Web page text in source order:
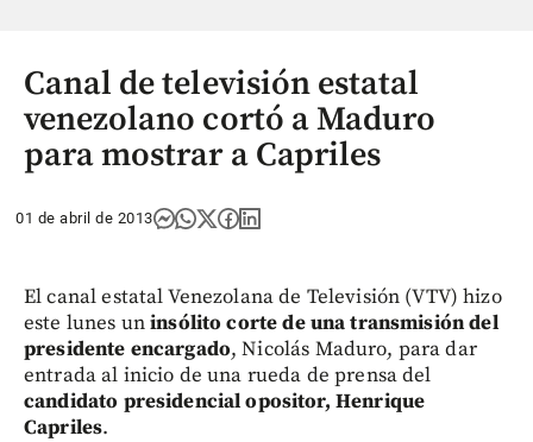
Canal de televisión estatal
venezolano cortó a Maduro
para mostrar a Capriles
01 de abril de 2013
El canal estatal Venezolana de Televisión (VTV) hizo
este lunes uninsólito corte de una transmisión del
presidente encargado, Nicolás Maduro, para dar
entrada al inicio de una rueda de prensa del
candidato presidencial opositor, Henrique
Capriles.